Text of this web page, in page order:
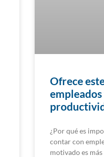
Ofrece
¿Por qué es
contar con
motivado es